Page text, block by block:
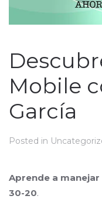
Mobile
García
Posted in
Aprende a
30-20.